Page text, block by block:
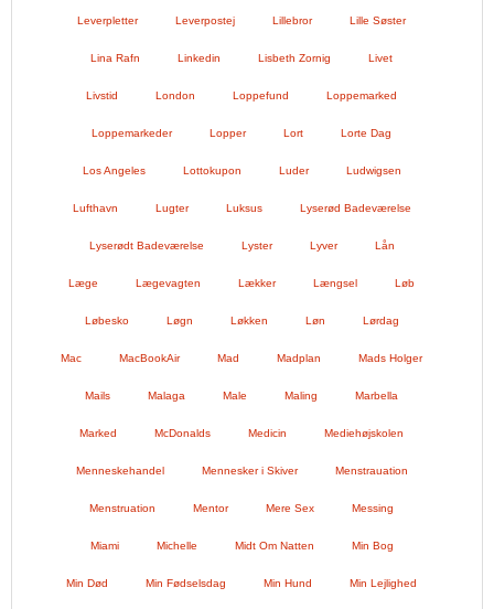
Leverpletter Leverpostej Lillebror Lille Søster
Lina Rafn Linkedin Lisbeth Zornig Livet
Livstid London Loppefund Loppemarked
Loppemarkeder Lopper Lort Lorte Dag
Los Angeles Lottokupon Luder Ludwigsen
Lufthavn Lugter Luksus Lyserød Badeværelse
Lyserødt Badeværelse Lyster Lyver Lån
Læge Lægevagten Lækker Længsel Løb
Løbesko Løgn Løkken Løn Lørdag
Mac MacBookAir Mad Madplan Mads Holger
Mails Malaga Male Maling Marbella
Marked McDonalds Medicin Mediehøjskolen
Menneskehandel Mennesker i Skiver Menstrauation
Menstruation Mentor Mere Sex Messing
Miami Michelle Midt Om Natten Min Bog
Min Død Min Fødselsdag Min Hund Min Lejlighed